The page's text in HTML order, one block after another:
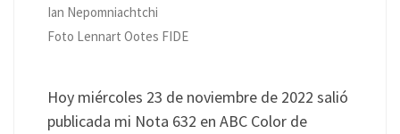
Ian Nepomniachtchi
Foto Lennart Ootes FIDE
Hoy miércoles 23 de noviembre de 2022 salió
publicada mi Nota 632 en ABC Color de